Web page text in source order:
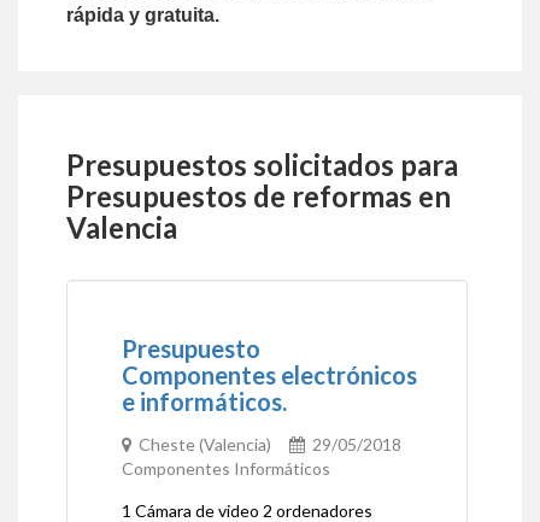
rápida y gratuita.
Presupuestos solicitados para
Presupuestos de reformas en
Valencia
Presupuesto
Componentes electrónicos
e informáticos.
Cheste (Valencia)
29/05/2018
Componentes Informáticos
1 Cámara de video 2 ordenadores